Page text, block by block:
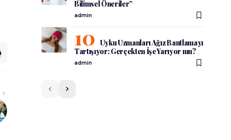
Bilimsel Öneriler”
admin
Uyku Uzmanları Ağız Bantlamayı
Tartışıyor: Gerçekten İşe Yarıyor mu?
admin